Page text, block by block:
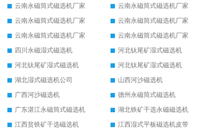
云南永磁筒式磁选机厂家
云南永磁筒式磁选机厂家
云南永磁筒式磁选机厂家
云南永磁筒式磁选机厂家
云南永磁筒式磁选机厂家
云南永磁筒式磁选机厂家
四川永磁湿式磁选机
河北钛尾矿湿式磁选机
河北钛尾矿湿式磁选机
河北钛尾矿湿式磁选机
湖北湿式磁选机公司
山西河沙磁选机
广西河沙磁选机
德州永磁筒式磁选机
广东湛江永磁筒式磁选机
湖北铁矿干选永磁磁选机
江西贫铁矿干选磁选机
江西湿式平板磁选机皮带